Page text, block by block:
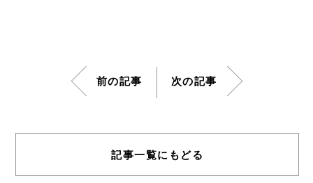
前の記事 次の記事
記事一覧にもどる